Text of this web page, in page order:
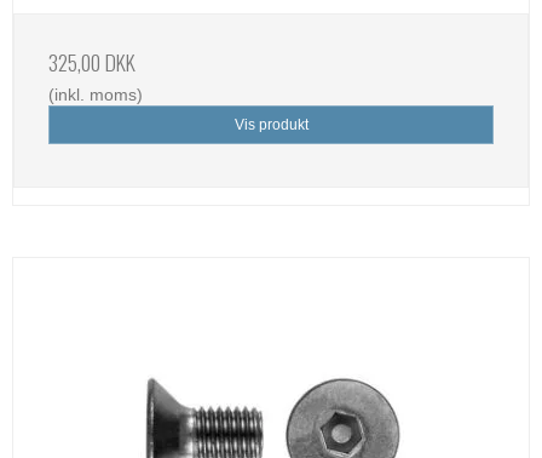
325,00 DKK
(inkl. moms)
Vis produkt